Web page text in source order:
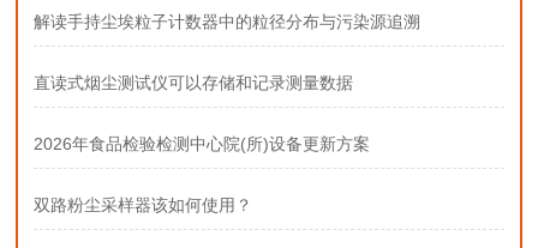
解读手持尘埃粒子计数器中的粒径分布与污染源追溯
直读式烟尘测试仪可以存储和记录测量数据
2026年食品检验检测中心院(所)设备更新方案
双路粉尘采样器该如何使用？